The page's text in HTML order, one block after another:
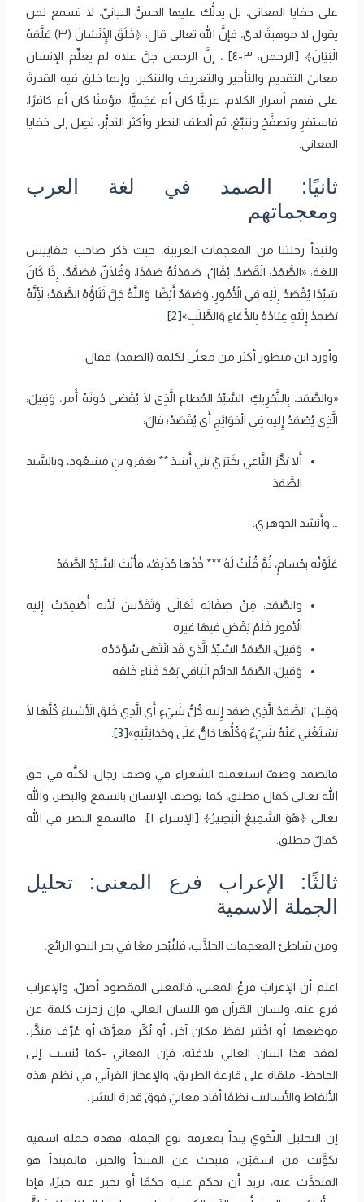
على خفايا المعاني، بل يدلُّك عليها الحسُّ البيانيّ، لا تسمع لمن
يقول لا موهبةَ لديَّ، فإنَّ الله تعالى قال: ﴿‌خَلَقَ ‌الْإِنْسَانَ (٣) عَلَّمَهُ
الْبَيَانَ﴾ [الرحمن: ٣-٤] ، إنَّ الرحمن جلَّ علاه لم يعلِّم الإنسان
معانيَ التقديم والتأخير والتعريف والتنكير، وإنما خلق فيه القدرةَ
على فهم أسرار الكلام، عربيًّا كان أم عَجَميًّا، مؤمنًا كان أم كافرًا،
فاستقرِ وتصفَّحْ وتتبَّعْ، ثم ألطف النظر وأكثر التدبُّر، تصِل إلى خفايا
المعاني.
ثانيًا: الصمد في لغة العرب
ومعجماتهم
ولنبدأ رحلتنا من المعجمات العربية، حيث ذكر صاحب مقاييس
اللغة: «الصَّمْدُ: الْقَصْدُ. يُقَالُ: صَمَدْتُهُ صَمْدًا، وَفُلَانٌ مُصَمَّدٌ، إِذَا كَانَ
سَيِّدًا يُقْصَدُ إِلَيْهِ فِي الْأُمُورِ، وَصَمَدٌ أَيْضًا. وَاللَّهُ جَلَّ ثَنَاؤُهُ الصَّمَدُ؛ لِأَنَّهُ
يَصْمِدُ إِلَيْهِ عِبَادُهُ بِالدُّعَاءِ وَالطَّلَبِ»[2]
وأورد ابن منظور أكثر من معنًى لكلمة (الصمد)، فقال:
«والصَّمَد، بِالتَّحْرِيكِ: السَّيِّدُ المُطاع الَّذِي لَا يُقْضى دُونَهُ أَمر، وَقِيلَ:
الَّذِي يُصْمَدُ إِليه فِي الْحَوَائِجِ أَي يُقْصَدُ؛ قَالَ:
أَلا بَكَّرَ النَّاعي بخَيْرَيْ بَني أَسَدْ ** بعَمْرو بنِ مَسْعُود، وبالسَّيد
‌الصَّمَدْ
… وأَنشد الجوهري:
عَلَوْتُه بِحُسامٍ، ثُمَّ قُلْتُ لَهُ *** خُذْها حُذَيفُ، فأَنْتَ السَّيِّدُ ‌الصَّمَدُ
والصَّمَد: مِنْ صِفَاتِهِ تَعَالَى وَتَقَدَّسَ لأَنه أُصْمِدَتْ إِليه
الأُمور فَلَمْ يَقْضِ فِيهَا غيره
وَقِيلَ: الصَّمَدُ السَّيِّدُ الَّذِي قَدِ انْتَهَى سُؤدَدُه
وَقِيلَ: الصَّمَدُ الدائم الْبَاقِي بَعْدَ فَنَاءِ خَلقه
وَقِيلَ: الصَّمَدُ الَّذِي صَمَد إِليه كُلُّ شَيْءٍ أَي الَّذِي خَلق الأَشياءَ كُلَّهَا لَا
يَسْتَغْني عَنْهُ شَيْءٌ وَكُلُّهَا دَالٌّ عَلَى وَحْدَانِيَّتِهِ»[3]
فالصمد وصفٌ استعمله الشعراء في وصف رجال، لكنَّه في حق
الله تعالى كمال مطلق، كما يوصف الإنسان بالسمع والبصر، والله
تعالى ﴿‌هُوَ ‌السَّمِيعُ ‌الْبَصِيرُ﴾ [الإسراء: ١]، فالسمع البصر في الله
كمالٌ مطلق.
ثالثًا: الإعراب فرع المعنى: تحليل
الجملة الاسمية
ومن شاطئ المعجمات الخلَّاب، فلنُبْحر معًا في بحر النحو الرائع.
اعلم أن الإعرابَ فرعُ المعنى، فالمعنى المقصود أصلٌ، والإعراب
فرع عنه، ولسان القرآن هو اللسان العالي، فإن زحزت كلمة عن
موضعها، أو اخْتير لفظ مكان آخر، أو نُكِّر معرَّفٌ أو عُرِّف منكَّر،
لفقد هذا البيان العالي بلاغته، فإن المعاني -كما يُنسب إلى
الجاحظ- ملقاة على قارعة الطريق، والإعجاز القرآني في نظم هذه
الألفاظ والأساليب نظمًا أفاد معانيَ فوق قدرةِ البشر.
إن التحليل النّحْوي يبدأ بمعرفة نوع الجملة، فهذه جملة اسمية
تكوَّنت من اسمَيْنِ، فنبحث عن المبتدأ والخبر، فالمبتدأ هو
المتحدَّث عنه، تريد أن تحكم عليه حكمًا أو تخبر عنه خبرًا، فإذا